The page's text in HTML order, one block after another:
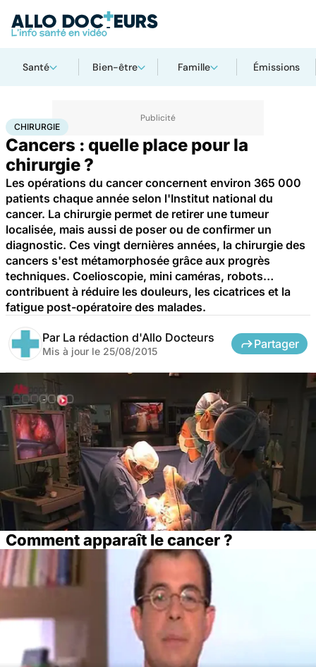
Santé Bien-être Famille Émissions
AccueilSanté Maladies
CHIRURGIE
Cancers : quelle place pour la
chirurgie ?
Les opérations du cancer concernent environ 365 000
patients chaque année selon l'Institut national du
cancer. La chirurgie permet de retirer une tumeur
localisée, mais aussi de poser ou de confirmer un
diagnostic. Ces vingt dernières années, la chirurgie des
cancers s'est métamorphosée grâce aux progrès
techniques. Coelioscopie, mini caméras, robots…
contribuent à réduire les douleurs, les cicatrices et la
fatigue post-opératoire des malades.
Par La rédaction d'Allo Docteurs
Mis à jour le 25/08/2015
Partager
Comment apparaît le cancer ?